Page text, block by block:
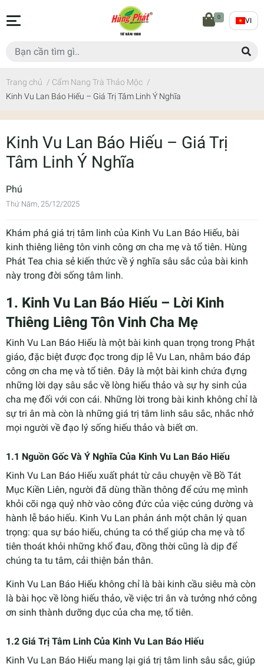
0 VI
Trang chủ / Cẩm Nang Trà Thảo Mộc /
Kinh Vu Lan Báo Hiếu – Giá Trị Tâm Linh Ý Nghĩa
Kinh Vu Lan Báo Hiếu – Giá Trị
Tâm Linh Ý Nghĩa
Phú
Thứ Năm, 25/12/2025
Khám phá giá trị tâm linh của Kinh Vu Lan Báo Hiếu, bài
kinh thiêng liêng tôn vinh công ơn cha mẹ và tổ tiên. Hùng
Phát Tea chia sẻ kiến thức về ý nghĩa sâu sắc của bài kinh
này trong đời sống tâm linh.
1. Kinh Vu Lan Báo Hiếu – Lời Kinh
Thiêng Liêng Tôn Vinh Cha Mẹ
Kinh Vu Lan Báo Hiếu là một bài kinh quan trọng trong Phật
giáo, đặc biệt được đọc trong dịp lễ Vu Lan, nhằm báo đáp
công ơn cha mẹ và tổ tiên. Đây là một bài kinh chứa đựng
những lời dạy sâu sắc về lòng hiếu thảo và sự hy sinh của
cha mẹ đối với con cái. Những lời trong bài kinh không chỉ là
sự tri ân mà còn là những giá trị tâm linh sâu sắc, nhắc nhở
mọi người về đạo lý sống hiếu thảo và biết ơn.
1.1 Nguồn Gốc Và Ý Nghĩa Của Kinh Vu Lan Báo Hiếu
Kinh Vu Lan Báo Hiếu xuất phát từ câu chuyện về Bồ Tát
Mục Kiền Liên, người đã dùng thần thông để cứu mẹ mình
khỏi cõi ngạ quỷ nhờ vào công đức của việc cúng dường và
hành lễ báo hiếu. Kinh Vu Lan phản ánh một chân lý quan
trọng: qua sự báo hiếu, chúng ta có thể giúp cha mẹ và tổ
tiên thoát khỏi những khổ đau, đồng thời cũng là dịp để
chúng ta tu tâm, cải thiện bản thân.
Kinh Vu Lan Báo Hiếu không chỉ là bài kinh cầu siêu mà còn
là bài học về lòng hiếu thảo, về việc tri ân và tưởng nhớ công
ơn sinh thành dưỡng dục của cha mẹ, tổ tiên.
1.2 Giá Trị Tâm Linh Của Kinh Vu Lan Báo Hiếu
Kinh Vu Lan Báo Hiếu mang lại giá trị tâm linh sâu sắc, giúp